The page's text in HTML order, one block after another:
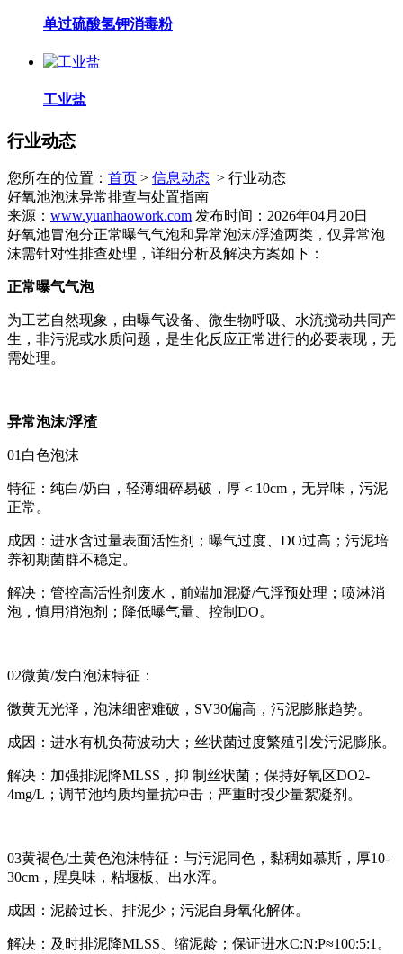
单过硫酸氢钾消毒粉
工业盐
行业动态
您所在的位置： 首页 > 信息动态 > 行业动态
好氧池泡沫异常排查与处置指南
来源： www.yuanhaowork.com 发布时间：2026年04月20日
好氧池冒泡分正常曝气气泡和异常泡沫/浮渣两类，仅异常泡
沫需针对性排查处理，详细分析及解决方案如下：
正常曝气气泡
为工艺自然现象，由曝气设备、微生物呼吸、水流搅动共同产
生，非污泥或水质问题，是生化反应正常进行的必要表现，无
需处理。
异常泡沫/浮渣
01白色泡沫
特征：纯白/奶白，轻薄细碎易破，厚＜10cm，无异味，污泥
正常。
成因：进水含过量表面活性剂；曝气过度、DO过高；污泥培
养初期菌群不稳定。
解决：管控高活性剂废水，前端加混凝/气浮预处理；喷淋消
泡，慎用消泡剂；降低曝气量、控制DO。
02微黄/发白泡沫特征：
微黄无光泽，泡沫细密难破，SV30偏高，污泥膨胀趋势。
成因：进水有机负荷波动大；丝状菌过度繁殖引发污泥膨胀。
解决：加强排泥降MLSS，抑 制丝状菌；保持好氧区DO2-
4mg/L；调节池均质均量抗冲击；严重时投少量絮凝剂。
03黄褐色/土黄色泡沫特征：与污泥同色，黏稠如慕斯，厚10-
30cm，腥臭味，粘堰板、出水浑。
成因：泥龄过长、排泥少；污泥自身氧化解体。
解决：及时排泥降MLSS、缩泥龄；保证进水C:N:P≈100:5:1。